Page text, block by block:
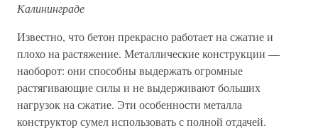
Калининграде
Известно, что бетон прекрасно работает на сжатие и
плохо на растяжение. Металлические конструкции —
наоборот: они способны выдержать огромные
растягивающие силы и не выдерживают больших
нагрузок на сжатие. Эти особенности металла
конструктор сумел использовать с полной отдачей.